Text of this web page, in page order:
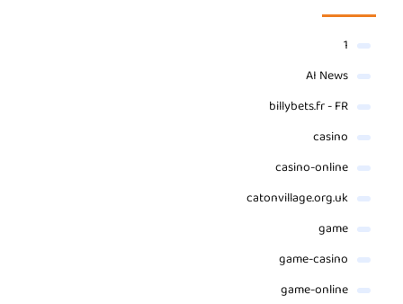
1
AI News
billybets.fr - FR
casino
casino-online
catonvillage.org.uk
game
game-casino
game-online